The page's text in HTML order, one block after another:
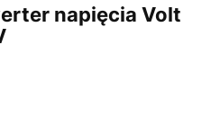
napięcia Volt